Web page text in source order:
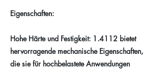
Eigenschaften:
Hohe Härte und Festigkeit: 1.4112 bietet
hervorragende mechanische Eigenschaften,
die sie für hochbelastete Anwendungen